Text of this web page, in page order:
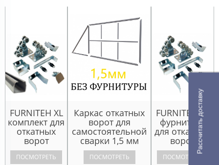
FURNITEH XL
комплект для
откатных
ворот
ПОСМОТРЕТЬ
Каркас откатных
ворот для
самостоятельной
сварки 1,5 мм
ПОСМОТРЕТЬ
FURNITEH XL
фурнитура
для откатных
ворот
ПОСМОТРЕТЬ
Рассчитать доставку